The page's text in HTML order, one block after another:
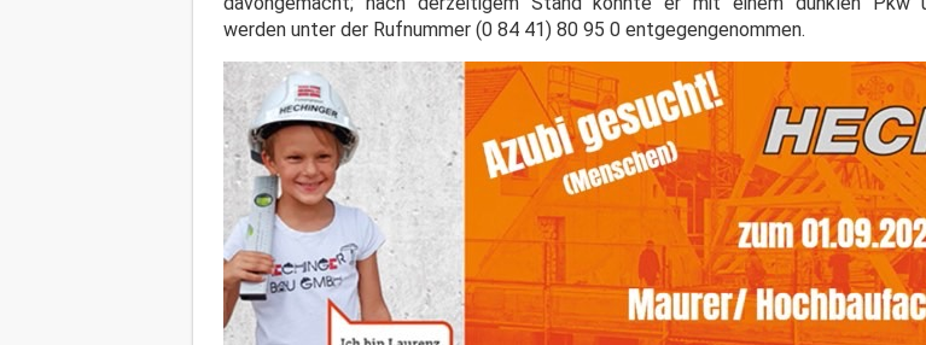
werden unter der Rufnummer (0 84 41) 80 95 0 entgegengenommen.